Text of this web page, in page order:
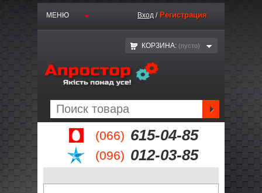
(066) 615-04-85
(096) 012-03-85
МЕНЮ Вход / Регистрация
КОРЗИНА: (пустo)